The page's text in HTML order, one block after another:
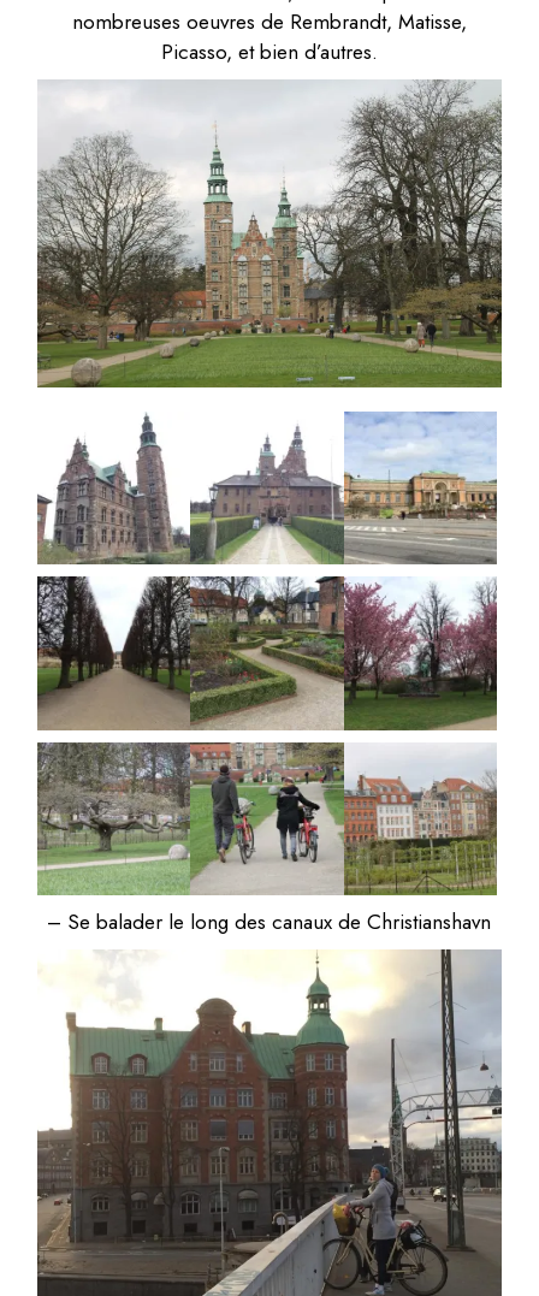
nombreuses oeuvres de Rembrandt, Matisse,
Picasso, et bien d’autres.
– Se balader le long des canaux de Christianshavn